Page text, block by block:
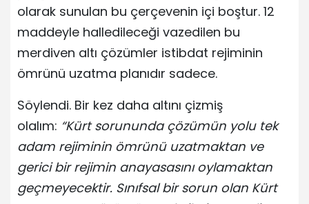
olarak sunulan bu çerçevenin içi boştur. 12
maddeyle halledileceği vazedilen bu
merdiven altı çözümler istibdat rejiminin
ömrünü uzatma planıdır sadece.
Söylendi. Bir kez daha altını çizmiş
olalım: “Kürt sorununda çözümün yolu tek
adam rejiminin ömrünü uzatmaktan ve
gerici bir rejimin anayasasını oylamaktan
geçmeyecektir. Sınıfsal bir sorun olan Kürt